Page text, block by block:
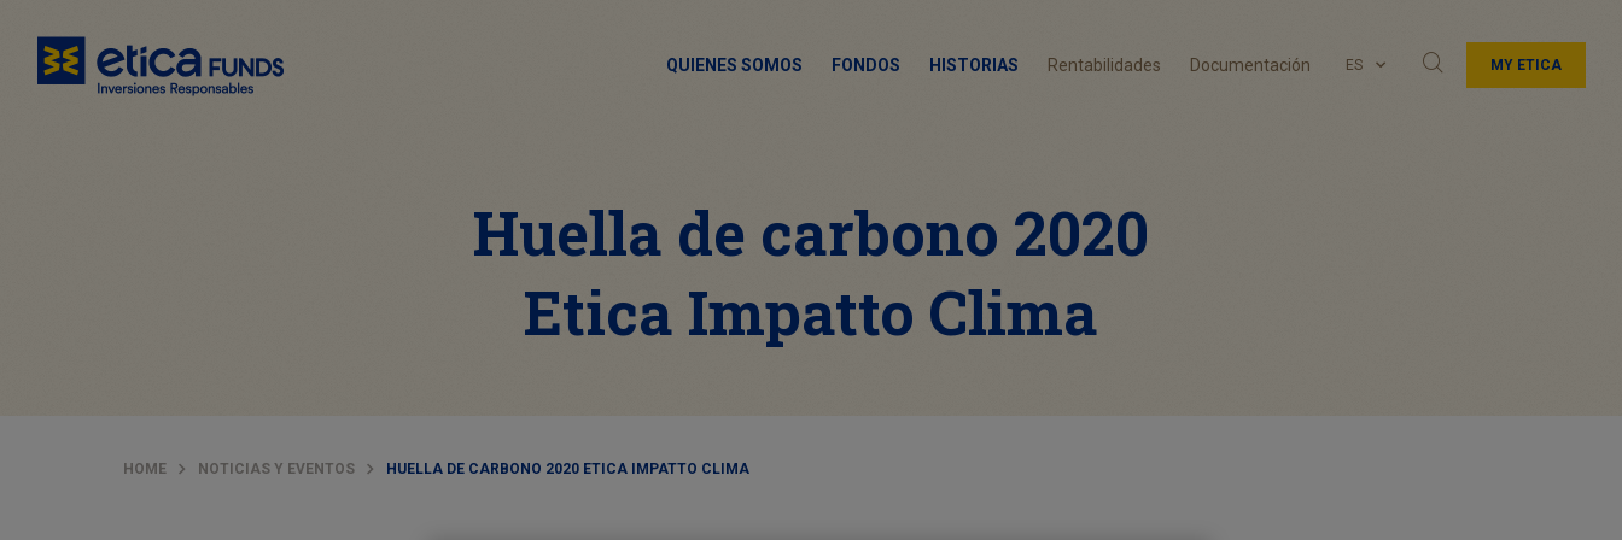
QUIENES SOMOS FONDOS HISTORIAS Rentabilidades Documentación ES MY ETICA
Huella de carbono 2020
Etica Impatto Clima
HOME NOTICIAS Y EVENTOS HUELLA DE CARBONO 2020 ETICA IMPATTO CLIMA